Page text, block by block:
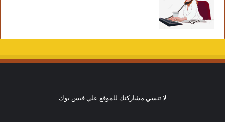
لا تنسي مشاركتك للموقع علي فيس بوك